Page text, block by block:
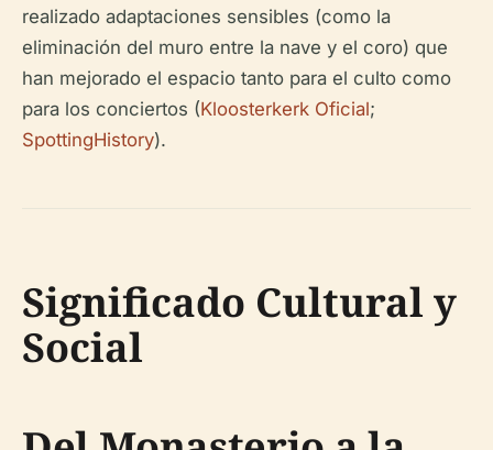
realizado adaptaciones sensibles (como la
eliminación del muro entre la nave y el coro) que
han mejorado el espacio tanto para el culto como
para los conciertos (Kloosterkerk Oficial;
SpottingHistory).
Significado Cultural y
Social